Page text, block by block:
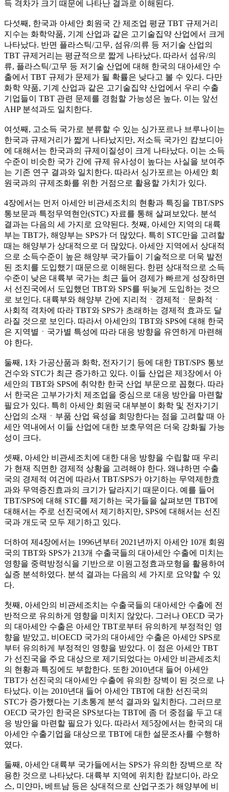
득 격차가 크기 때문에 나타난 결과로 이해된다.
다섯째, 한국과 아세안 회원국 간 제조업 평균 TBT 규제거리
지수는 화학약품, 기계 산업과 같은 고기술집약 산업에서 크게
나타났다. 반면 플라스틱/고무, 섬유/의류 등 저기술 산업의
TBT 규제거리는 평균적으로 짧게 나타났다. 따라서 섬유/의
류, 플라스틱/고무 등 저기술 산업에 대해 한국의 대아세안 수
출에서 TBT 규제가 문제가 될 확률은 낮다고 볼 수 있다. 다만
화학 약품, 기계 산업과 같은 고기술집약 산업에서 우리 수출
기업들이 TBT 관련 문제를 경험할 가능성은 높다. 이는 앞선
AHP 분석과도 일치한다.
여섯째, 고소득 국가로 분류할 수 있는 싱가포르나 브루나이는
한국과 규제거리가 짧게 나타났지만, 저소득 국가인 캄보디아
에 대해서는 한국과의 규제이질성이 크게 나타났다. 이는 소득
수준이 비슷한 국가 간에 규제 유사성이 높다는 사실을 보여주
는 기존 연구 결과와 일치한다. 따라서 싱가포르는 아세안 회
원국과의 규제조화를 위한 거점으로 활용할 가치가 있다.
4장에서는 먼저 아세안 비관세조치의 현황과 특징을 TBT/SPS
통보문과 특정무역현안(STC) 자료를 통해 살펴보았다. 분석
결과는 다음의 세 가지로 요약된다. 첫째, 아세안 지역의 대륙
부는 TBT가, 해양부는 SPS가 더 많았다. 특히 STC만을 고려할
때는 해양부가 상대적으로 더 많았다. 아세안 지역에서 상대적
으로 소득수준이 높은 해양부 국가들이 기술적으로 더욱 발전
된 조치를 도입했기 때문으로 이해된다. 한편 상대적으로 소득
수준이 낮은 대륙부 국가는 최근 들어 경제가 빠르게 성장하면
서 선진국에서 도입했던 TBT와 SPS를 뒤늦게 도입하는 것으
로 보인다. 대륙부와 해양부 간에 지리적ㆍ경제적ㆍ문화적ㆍ
사회적 격차에 따라 TBT와 SPS가 초래하는 경제적 효과도 달
라질 것으로 보인다. 따라서 아세안의 TBT와 SPS에 대해 한국
은 지역별ㆍ국가별 특성에 따라 대응 방향을 유연하게 마련해
야 한다.
둘째, 1차 가공산품과 화학, 전자기기 등에 대한 TBT/SPS 통보
건수와 STC가 최근 증가하고 있다. 이들 산업은 제3장에서 아
세안의 TBT와 SPS에 취약한 한국 산업 부문으로 꼽혔다. 따라
서 한국은 고부가가치 제조업을 중심으로 대응 방안을 마련할
필요가 있다. 특히 아세안 회원국 대부분이 화학 및 전자기기
산업의 소재ㆍ부품 산업 육성을 희망한다는 점을 고려할 때 아
세안 역내에서 이들 산업에 대한 보호무역은 더욱 강화될 가능
성이 크다.
셋째, 아세안 비관세조치에 대한 대응 방향을 수립할 때 우리
가 현재 직면한 경제적 상황을 고려해야 한다. 왜냐하면 수출
국의 경제적 여건에 따라서 TBT/SPS가 야기하는 무역제한효
과와 무역증진효과의 크기가 달라지기 때문이다. 예를 들어
TBT/SPS에 대해 STC를 제기하는 국가들을 살펴보면 TBT에
대해서는 주로 선진국에서 제기하지만, SPS에 대해서는 선진
국과 개도국 모두 제기하고 있다.
더하여 제4장에서는 1996년부터 2021년까지 아세안 10개 회원
국의 TBT와 SPS가 213개 수출국들의 대아세안 수출에 미치는
영향을 중력방정식을 기반으로 이원고정효과모형을 활용하여
실증 분석하였다. 분석 결과는 다음의 세 가지로 요약할 수 있
다.
첫째, 아세안의 비관세조치는 수출국들의 대아세안 수출에 전
반적으로 유의하게 영향을 미치지 않았다. 그러나 OECD 국가
의 대아세안 수출은 아세안 TBT로부터 유의하게 부정적인 영
향을 받았고, 비OECD 국가의 대아세안 수출은 아세안 SPS로
부터 유의하게 부정적인 영향을 받았다. 이 점은 아세안 TBT
가 선진국을 주요 대상으로 제기되었다는 아세안 비관세조치
의 현황과 특징에도 부합한다. 또한 2010년대 들어 아세안
TBT가 선진국의 대아세안 수출에 유의한 장벽이 된 것으로 나
타났다. 이는 2010년대 들어 아세안 TBT에 대한 선진국의
STC가 증가했다는 기초통계 분석 결과와 일치한다. 그러므로
OECD 국가인 한국은 SPS보다는 TBT에 좀 더 중점을 두고 대
응 방안을 마련할 필요가 있다. 따라서 제5장에서는 한국의 대
아세안 수출기업을 대상으로 TBT에 대한 설문조사를 수행하
였다.
둘째, 아세안 대륙부 국가들에서는 SPS가 유의한 장벽으로 작
용한 것으로 나타났다. 대륙부 지역에 위치한 캄보디아, 라오
스, 미얀마, 베트남 등은 상대적으로 산업구조가 해양부에 비